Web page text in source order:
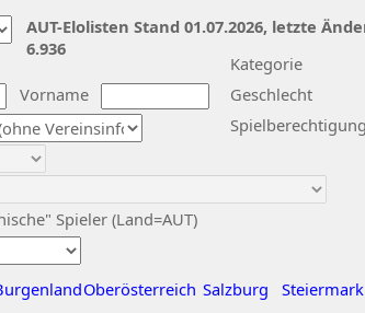
Vorname
Kategorie
Geschlecht
Spieler (Land=AUT)
Spielberechtigung
Oberösterreich Salzburg Steiermark
AUT-Elolisten Stand 01.07.2026, letzte
6.936